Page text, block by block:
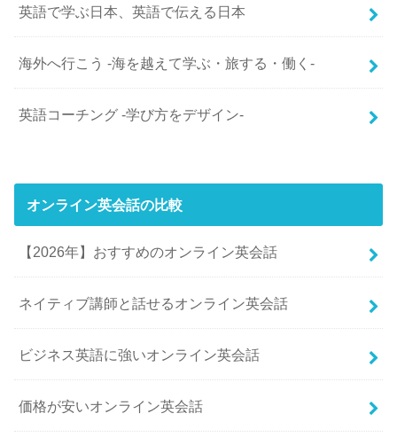
英語で学ぶ日本、英語で伝える日本
海外へ行こう -海を越えて学ぶ・旅する・働く-
英語コーチング -学び方をデザイン-
オンライン英会話の比較
【2026年】おすすめのオンライン英会話
ネイティブ講師と話せるオンライン英会話
ビジネス英語に強いオンライン英会話
価格が安いオンライン英会話